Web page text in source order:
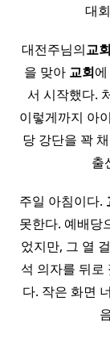
대
대전주님의교회
을 맞아 교회
서 시작했다.
이렇게까지 아
당 강단을 꽉
출
주일 아침이다.
못한다. 예배당
었지만, 그 열
석 의자를 뒤로
다. 작은 화면